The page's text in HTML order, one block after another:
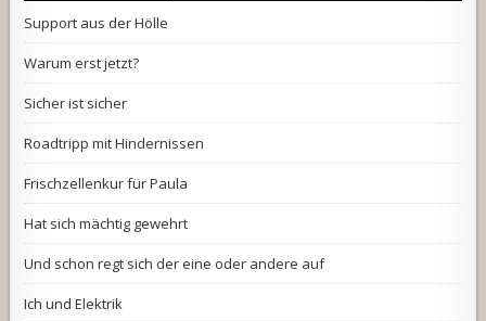
Support aus der Hölle
Warum erst jetzt?
Sicher ist sicher
Roadtripp mit Hindernissen
Frischzellenkur für Paula
Hat sich mächtig gewehrt
Und schon regt sich der eine oder andere auf
Ich und Elektrik